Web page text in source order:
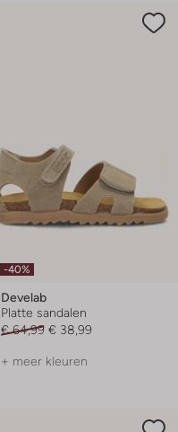
-40%
Develab
Platte sandalen
€ 64,99 € 38,99
+ meer kleuren